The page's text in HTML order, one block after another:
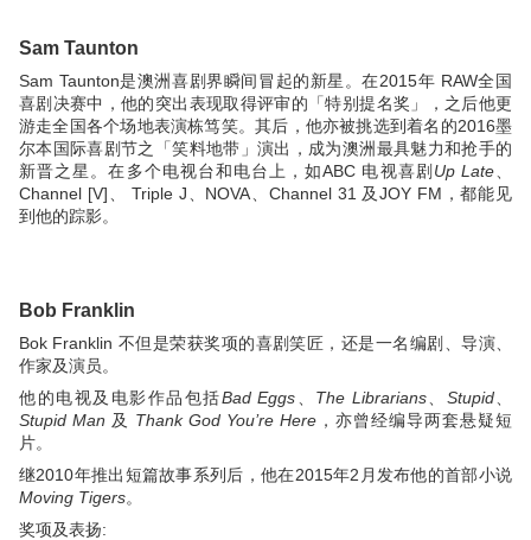
Sam Taunton
Sam Taunton是澳洲喜剧界瞬间冒起的新星。在2015年 RAW全国
喜剧决赛中，他的突出表现取得评审的「特别提名奖」，之后他更
游走全国各个场地表演栋笃笑。其后，他亦被挑选到着名的2016墨
尔本国际喜剧节之「笑料地带」演出，成为澳洲最具魅力和抢手的
新晋之星。在多个电视台和电台上，如ABC 电视喜剧 Up Late、
Channel [V]、 Triple J、NOVA、Channel 31 及JOY FM，都能见
到他的踪影。
Bob Franklin
Bok Franklin 不但是荣获奖项的喜剧笑匠，还是一名编剧、导演、
作家及演员。
他的电视及电影作品包括Bad Eggs The Librarians、 Stupid、
Stupid Man 及 Thank God You’re Here ，亦曾经编导两套悬疑短
片。
继2010年推出短篇故事系列后，他在2015年2月发布他的首部小说
Moving Tigers。
奖项及表扬: